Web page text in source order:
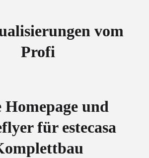
vom
Profi
Homepage und
für estecasa